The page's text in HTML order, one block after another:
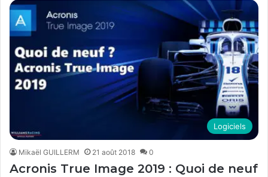
Logiciels
Mikaël GUILLERM 21 août 2018 0
Acronis True Image 2019 : Quoi de neuf